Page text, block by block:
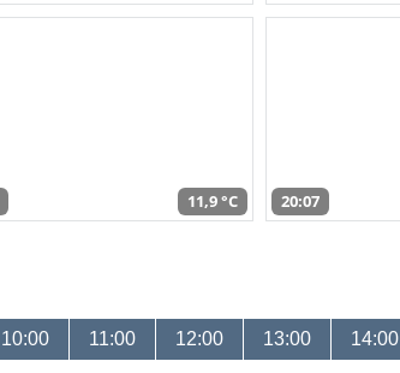
11,9 °C 20:07
10:00 11:00 12:00 13:00 14:00